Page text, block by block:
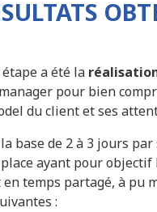
a été la
pour bien
du client et ses
base de 2 à 3 jours
ayant pour objectif
en temps partagé, à pu
: